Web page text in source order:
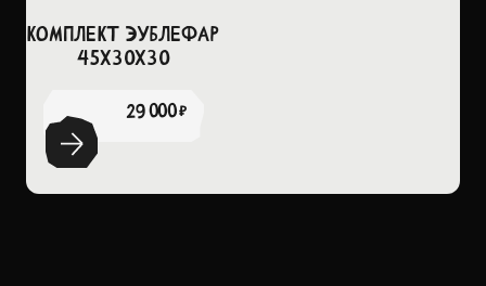
Комплект Эублефар
45х30х30
29 000 ₽